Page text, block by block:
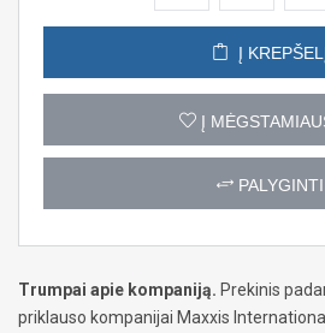
Į
Į
PALYGINTI
Trumpai apie kompaniją. Prekinis
priklauso kompanijai Maxxis